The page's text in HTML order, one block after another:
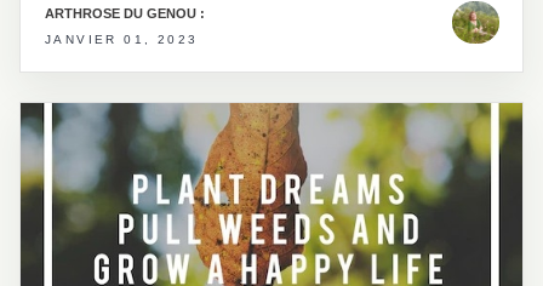
ARTHROSE DU GENOU :
JANVIER 01, 2023